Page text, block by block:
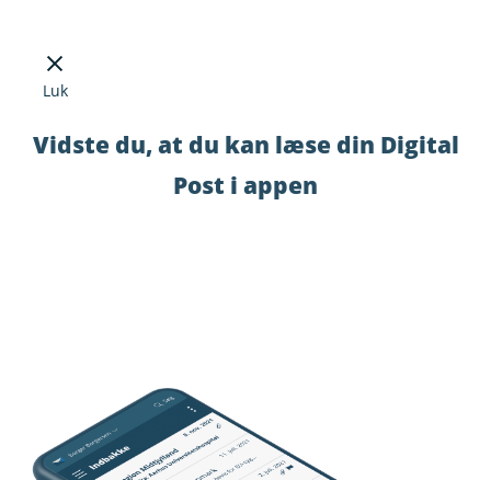
Luk
Vidste du, at du kan læse din Digital
Post i appen